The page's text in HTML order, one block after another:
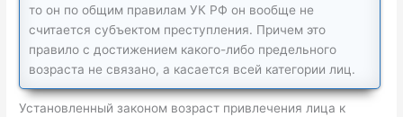
то он по общим правилам УК РФ он вообще не
считается субъектом преступления. Причем это
правило с достижением какого-либо предельного
возраста не связано, а касается всей категории лиц.
Установленный законом возраст привлечения лица к